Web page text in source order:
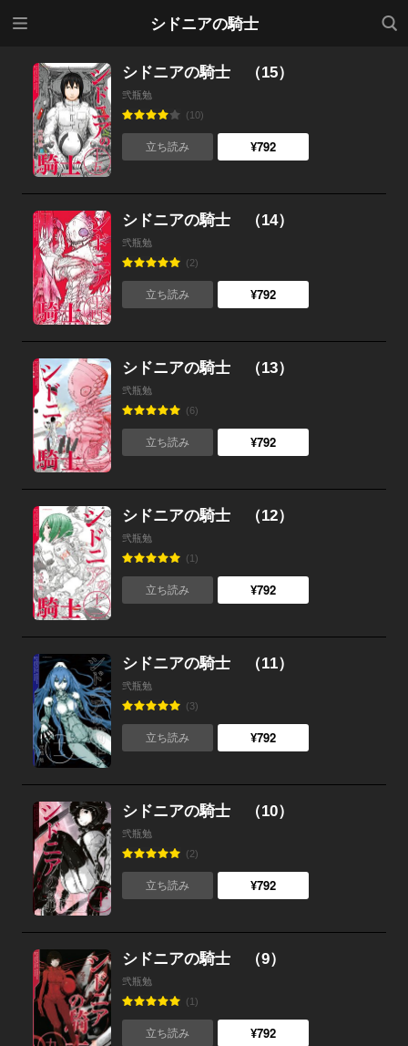
シドニアの騎士
検索
シドニアの騎士 （15）
弐瓶勉
(10)
立ち読み ¥792
シドニアの騎士 （14）
弐瓶勉
(2)
立ち読み ¥792
シドニアの騎士 （13）
弐瓶勉
(6)
立ち読み ¥792
シドニアの騎士 （12）
弐瓶勉
(1)
立ち読み ¥792
シドニアの騎士 （11）
弐瓶勉
(3)
立ち読み ¥792
シドニアの騎士 （10）
弐瓶勉
(2)
立ち読み ¥792
シドニアの騎士 （9）
弐瓶勉
(1)
立ち読み ¥792